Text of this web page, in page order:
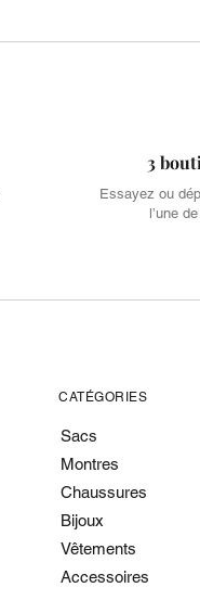
3
Essayez ou
l’une
CATÉGORIES
Sacs
Montres
Chaussures
Bijoux
Vêtements
Accessoires